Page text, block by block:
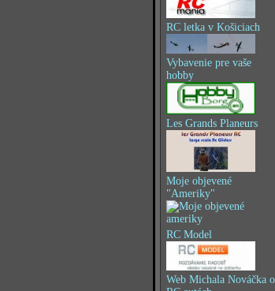
RC letka v Košiciach
Vybavenie pre vaše
hobby
Les Grands Planeurs
Moje objevené
"Ameriky"
RC Model
Web Michala Nováčka o